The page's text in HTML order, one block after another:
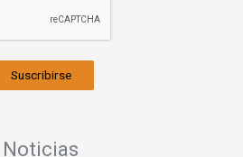
Suscribirse
Noticias